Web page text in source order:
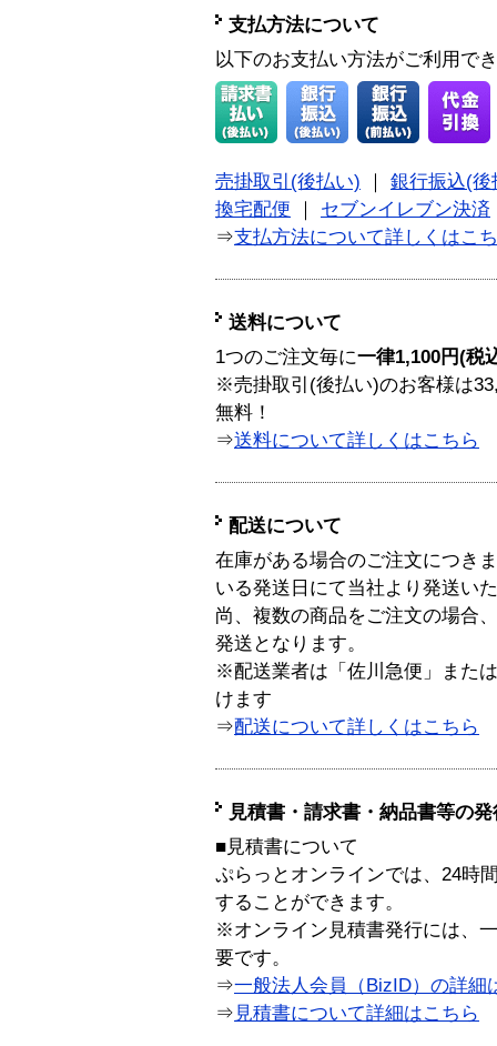
支払方法について
以下のお支払い方法がご利用で
売掛取引(後払い)
銀行振込(後
換宅配便
セブンイレブン決済
⇒支払方法について詳しくはこ
送料について
1つのご注文毎に一律1,100円(税
※売掛取引(後払い)のお客様は
無料！
⇒送料について詳しくはこちら
配送について
在庫がある場合のご注文につき
いる発送日にて当社より発送い
尚、複数の商品をご注文の場合
発送となります。
※配送業者は「佐川急便」また
けます
⇒配送について詳しくはこちら
見積書・請求書・納品書等の
■見積書について
ぷらっとオンラインでは、24時
することができます。
※オンライン見積書発行には、
要です。
⇒一般法人会員（BizID）の詳細
⇒ 見積書について詳細はこちら